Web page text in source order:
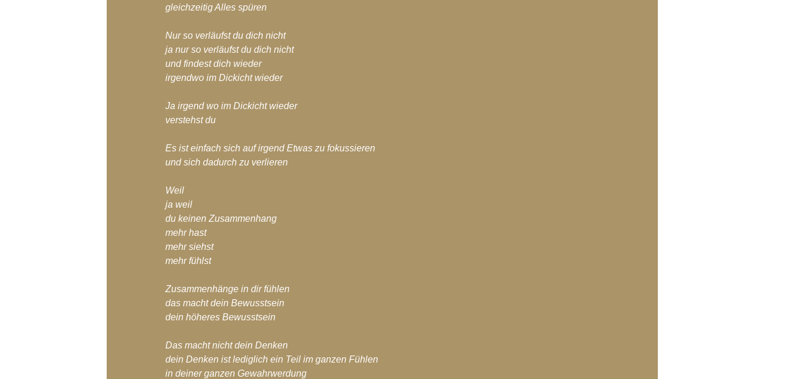
gleichzeitig Alles spüren
Nur so verläufst du dich nicht
ja nur so verläufst du dich nicht
und findest dich wieder
irgendwo im Dickicht wieder
Ja irgend wo im Dickicht wieder
verstehst du
Es ist einfach sich auf irgend Etwas zu fokussieren
und sich dadurch zu verlieren
Weil
ja weil
du keinen Zusammenhang
mehr hast
mehr siehst
mehr fühlst
Zusammenhänge in dir fühlen
das macht dein Bewusstsein
dein höheres Bewusstsein
Das macht nicht dein Denken
dein Denken ist lediglich ein Teil im ganzen Fühlen
in deiner ganzen Gewahrwerdung